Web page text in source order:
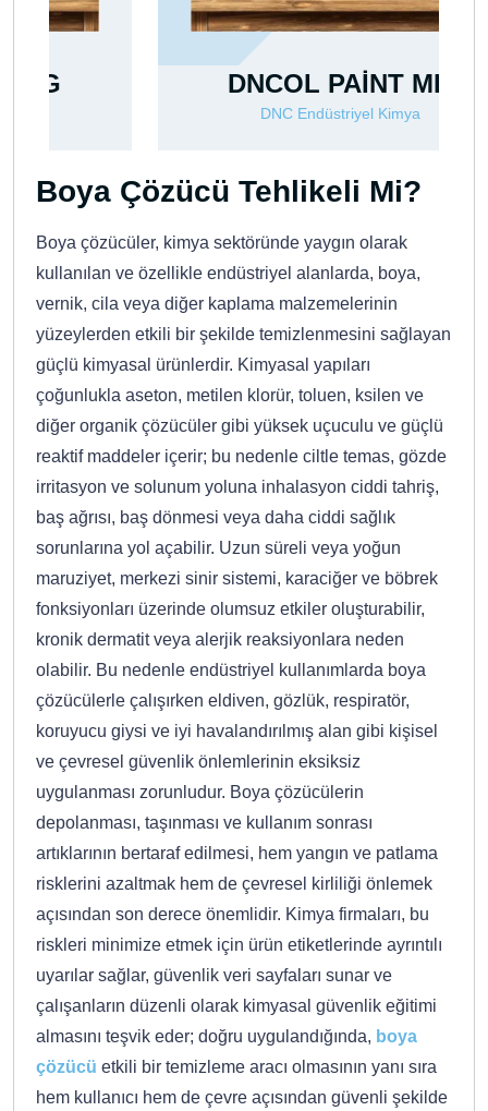
DNCOL PAİNT MB
DNC Endüstriyel Kimya
Boya Çözücü Tehlikeli Mi?
Boya çözücüler, kimya sektöründe yaygın olarak
kullanılan ve özellikle endüstriyel alanlarda, boya,
vernik, cila veya diğer kaplama malzemelerinin
yüzeylerden etkili bir şekilde temizlenmesini sağlayan
güçlü kimyasal ürünlerdir. Kimyasal yapıları
çoğunlukla aseton, metilen klorür, toluen, ksilen ve
diğer organik çözücüler gibi yüksek uçuculu ve güçlü
reaktif maddeler içerir; bu nedenle ciltle temas, gözde
irritasyon ve solunum yoluna inhalasyon ciddi tahriş,
baş ağrısı, baş dönmesi veya daha ciddi sağlık
sorunlarına yol açabilir. Uzun süreli veya yoğun
maruziyet, merkezi sinir sistemi, karaciğer ve böbrek
fonksiyonları üzerinde olumsuz etkiler oluşturabilir,
kronik dermatit veya alerjik reaksiyonlara neden
olabilir. Bu nedenle endüstriyel kullanımlarda boya
çözücülerle çalışırken eldiven, gözlük, respiratör,
koruyucu giysi ve iyi havalandırılmış alan gibi kişisel
ve çevresel güvenlik önlemlerinin eksiksiz
uygulanması zorunludur. Boya çözücülerin
depolanması, taşınması ve kullanım sonrası
artıklarının bertaraf edilmesi, hem yangın ve patlama
risklerini azaltmak hem de çevresel kirliliği önlemek
açısından son derece önemlidir. Kimya firmaları, bu
riskleri minimize etmek için ürün etiketlerinde ayrıntılı
uyarılar sağlar, güvenlik veri sayfaları sunar ve
çalışanların düzenli olarak kimyasal güvenlik eğitimi
almasını teşvik eder; doğru uygulandığında, boya
çözücü etkili bir temizleme aracı olmasının yanı sıra
hem kullanıcı hem de çevre açısından güvenli şekilde